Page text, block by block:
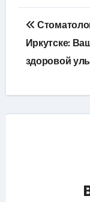
по
Иркутске:
здоровой